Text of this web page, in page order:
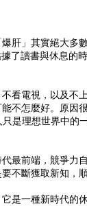
肝」其實絕大多
了讀書與休息的
看電視，以及不
不怎麼好。原因
是理想世界中的
最前端，競爭力
不斷獲取新知，
是一種新時代的